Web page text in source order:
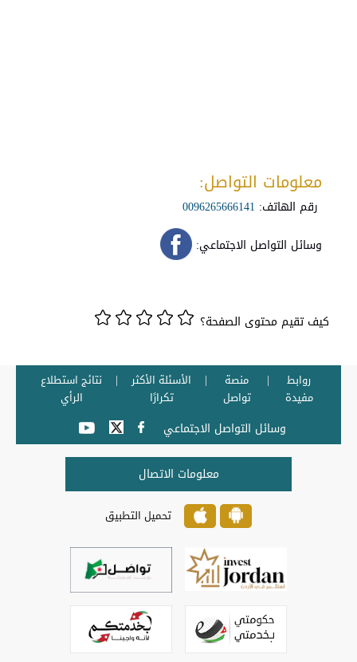
معلومات التواصل:
رقم الهاتف: 0096265666141
وسائل التواصل الاجتماعي:
كيف تقيم محتوى الصفحة؟
روابط
مفيدة
منصة
تواصل
الأسئلة الأكثر
تكرارًا
نتائج استطلاع
الرأي
وسائل التواصل الاجتماعي
معلومات الاتصال
تحميل التطبيق